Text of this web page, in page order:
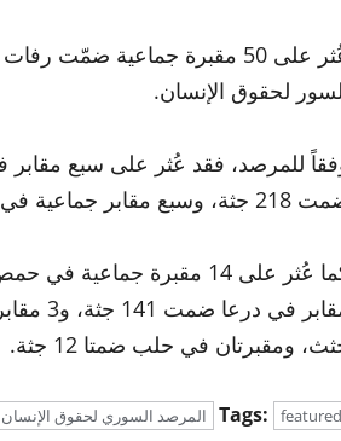
لحقوق الإنسان.
وسبع مقابر جماعية في حماة ضمت 47 جثة.
ومقبرتان في حلب ضمتا 12 جثة.
Tags: featured المرصد السوري لحقوق الإنسان